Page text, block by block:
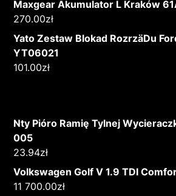
Maxgear Akumulator L Kraków
270.00zł
Yato Zestaw Blokad RozrzäDu
YT06021
101.00zł
Nty Pióro Ramię Tylnej
005
23.94zł
Volkswagen Golf V 1.9 TDI
11 700.00zł